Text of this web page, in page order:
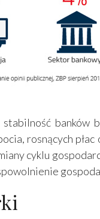
stabilność
rosnących
cyklu